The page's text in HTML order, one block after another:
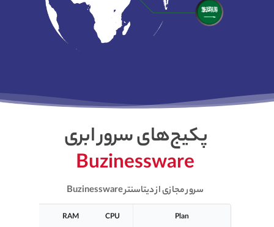
پکیج‌های سرور ابری
Buzinessware
سرور مجازی از دیتاسنتر Buzinessware
Plan
CPU
RAM